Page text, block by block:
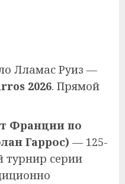
Лламас Руиз —
2026. Прямой
Франции по
Гаррос) — 125-
турнир серии